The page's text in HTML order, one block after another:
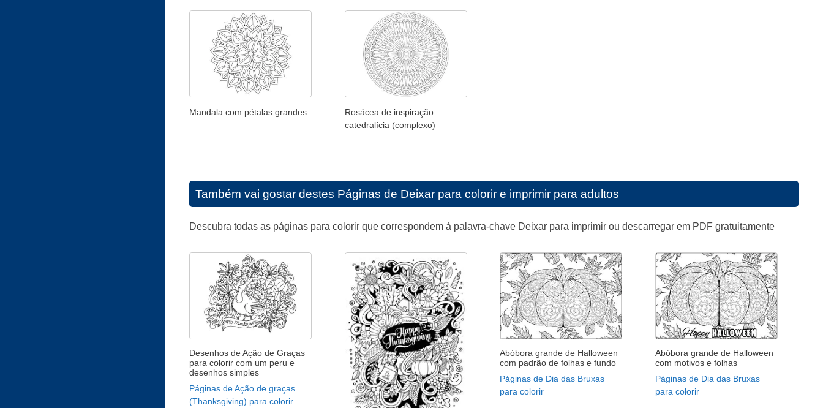
Mandala com pétalas grandes
Rosácea de inspiração
catedralícia (complexo)
Também vai gostar destes Páginas de Deixar para colorir e imprimir para adultos
Descubra todas as páginas para colorir que correspondem à palavra-chave Deixar para imprimir ou descarregar em PDF gratuitamente
Desenhos de Ação de Graças
para colorir com um peru e
desenhos simples
Páginas de Ação de graças
(Thanksgiving) para colorir
Abóbora grande de Halloween
com padrão de folhas e fundo
Páginas de Dia das Bruxas
para colorir
Abóbora grande de Halloween
com motivos e folhas
Páginas de Dia das Bruxas
para colorir